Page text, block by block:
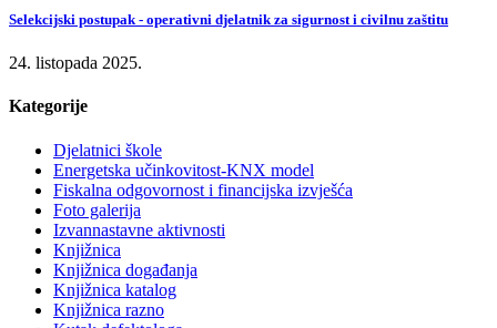
Selekcijski postupak - operativni djelatnik za sigurnost i civilnu zaštitu
24. listopada 2025.
Kategorije
Djelatnici škole
Energetska učinkovitost-KNX model
Fiskalna odgovornost i financijska izvješća
Foto galerija
Izvannastavne aktivnosti
Knjižnica
Knjižnica događanja
Knjižnica katalog
Knjižnica razno